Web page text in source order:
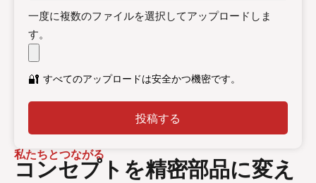
私たちとつながる
コンセプトを精密部品に変え
一度に複数のファイルを選択してアップロードしま
す。
🔐 すべてのアップロードは安全かつ機密です。
投稿する